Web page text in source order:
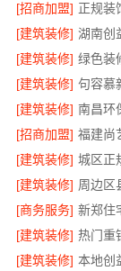
[招商加盟] 正规装
[建筑装修] 湖南创
[建筑装修]
[建筑装修] 句容慕
[建筑装修]
[招商加盟]
[建筑装修] 城区正
[建筑装修]
[商务服务]
[建筑装修]
[建筑装修] 本地创